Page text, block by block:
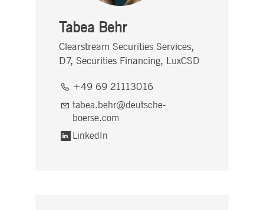
Tabea Behr
Clearstream Securities Services,
D7, Securities Financing, LuxCSD
+49 69 21113016
tabea.behr@deutsche-
boerse.com
LinkedIn